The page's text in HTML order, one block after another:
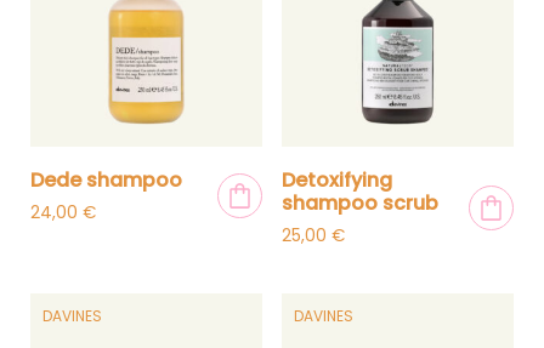
dede shampoo
24,00 €
detoxifying
shampoo scrub
25,00 €
DAVINES DAVINES